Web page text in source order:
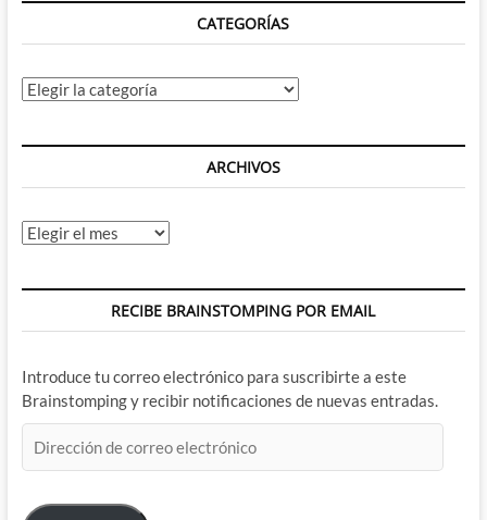
CATEGORÍAS
Categorías
ARCHIVOS
Archivos
RECIBE BRAINSTOMPING POR EMAIL
Introduce tu correo electrónico para suscribirte a este
Brainstomping y recibir notificaciones de nuevas entradas.
de
electrónico